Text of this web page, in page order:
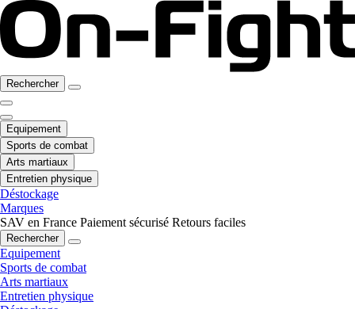
Rechercher
Equipement
Sports de combat
Arts martiaux
Entretien physique
Déstockage
Marques
SAV en France Paiement sécurisé Retours faciles
Rechercher
Equipement
Sports de combat
Arts martiaux
Entretien physique